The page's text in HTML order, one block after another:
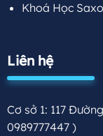
Khoá Học
Liên hệ
Cơ sở 1: 117
0989777447 )